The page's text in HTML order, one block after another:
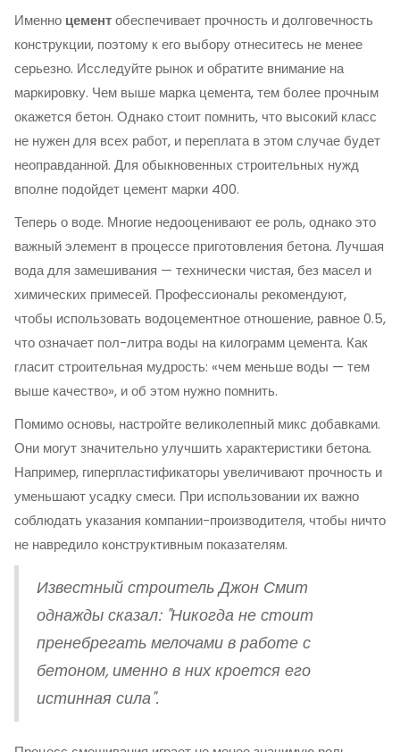
Именно цементобеспечивает прочность и долговечность
конструкции, поэтому к его выбору отнеситесь не менее
серьезно. Исследуйте рынок и обратите внимание на
маркировку. Чем выше марка цемента, тем более прочным
окажется бетон. Однако стоит помнить, что высокий класс
не нужен для всех работ, и переплата в этом случае будет
неоправданной. Для обыкновенных строительных нужд
вполне подойдет цемент марки 400.
Теперь о воде. Многие недооценивают ее роль, однако это
важный элемент в процессе приготовления бетона. Лучшая
вода для замешивания — технически чистая, без масел и
химических примесей. Профессионалы рекомендуют,
чтобы использовать водоцементное отношение, равное 0.5,
что означает пол-литра воды на килограмм цемента. Как
гласит строительная мудрость: «чем меньше воды — тем
выше качество», и об этом нужно помнить.
Помимо основы, настройте великолепный микс добавками.
Они могут значительно улучшить характеристики бетона.
Например, гиперпластификаторы увеличивают прочность и
уменьшают усадку смеси. При использовании их важно
соблюдать указания компании-производителя, чтобы ничто
не навредило конструктивным показателям.
Известный строитель Джон Смит
однажды сказал: "Никогда не стоит
пренебрегать мелочами в работе с
бетоном, именно в них кроется его
истинная сила".